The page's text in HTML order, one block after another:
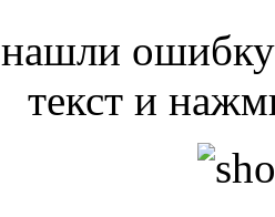
ошибку
текст и